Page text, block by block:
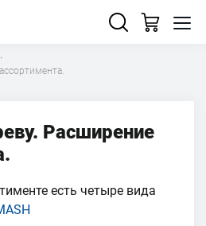
·
Расширение
есть четыре вида